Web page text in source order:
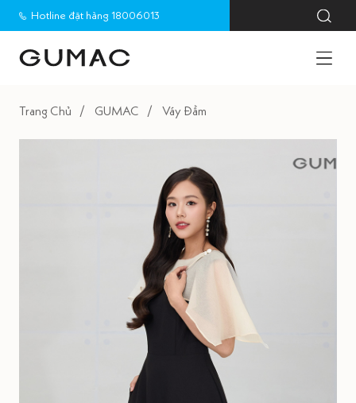
Hotline đặt hàng 18006013
Trang Chủ GUMAC Váy Đầm